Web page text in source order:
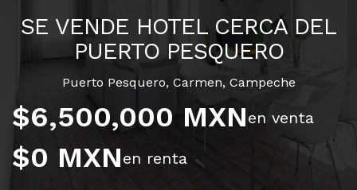
SE VENDE HOTEL CERCA DEL
PUERTO PESQUERO
Puerto Pesquero, Carmen, Campeche
$6,500,000 MXNen venta
$0 MXNen renta